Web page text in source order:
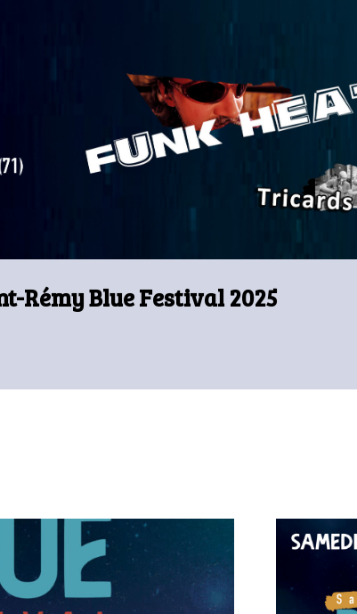
Rémy Blue Festival 2025